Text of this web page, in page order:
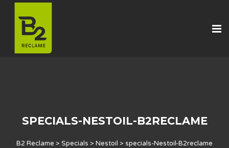
SPECIALS-NESTOIL-B2RECLAME
B2 Reclame > Specials > Nestoil > specials-Nestoil-B2reclame